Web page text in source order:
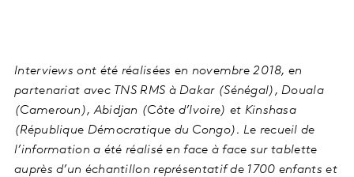
Interviews ont été réalisées en novembre 2018, en
partenariat avec TNS RMS à Dakar (Sénégal), Douala
(Cameroun), Abidjan (Côte d’Ivoire) et Kinshasa
(République Démocratique du Congo). Le recueil de
l’information a été réalisé en face à face sur tablette
auprès d’un échantillon représentatif de 1700 enfants et